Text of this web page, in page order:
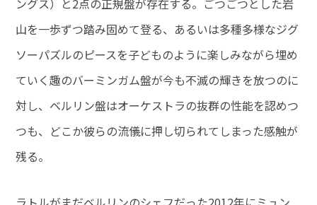
ングス）と2点の正規盤が存在する。ごつごつとした岩
山を一歩ずつ踏み固めて登る、あるいは多種多様なジグ
ソーパズルのピースを子どものように楽しみながら埋め
ていく趣のバーミンガム盤が今も不滅の輝きを放つのに
対し、ベルリン盤はオーケストラの抜群の性能を認めつ
つも、どこか彼らの流儀に押し切られてしまった感触が
残る。